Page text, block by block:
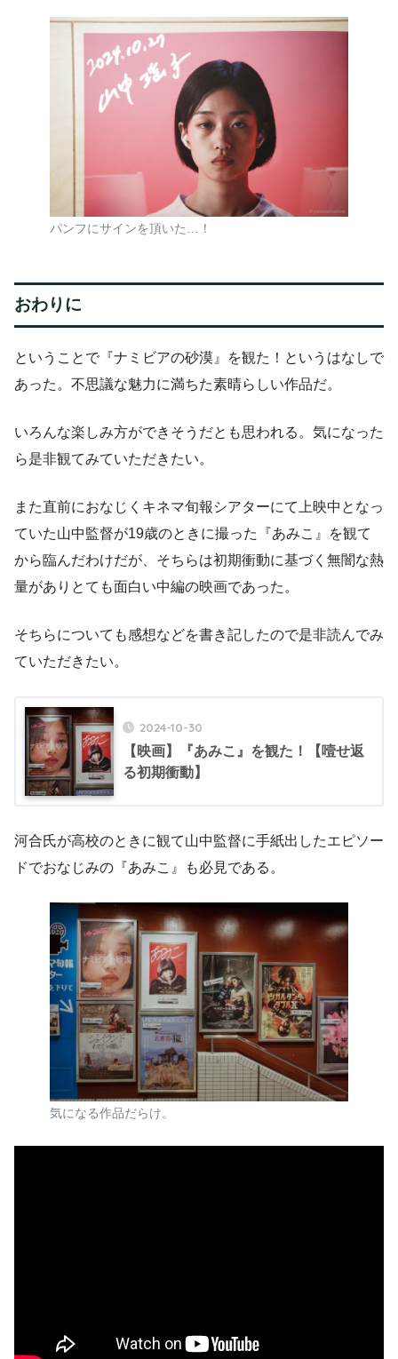
パンフにサインを頂いた…！
おわりに
ということで『ナミビアの砂漠』を観た！というはなしで
あった。不思議な魅力に満ちた素晴らしい作品だ。
いろんな楽しみ方ができそうだとも思われる。気になった
ら是非観てみていただきたい。
また直前におなじくキネマ旬報シアターにて上映中となっ
ていた山中監督が19歳のときに撮った『あみこ』を観て
から臨んだわけだが、そちらは初期衝動に基づく無闇な熱
量がありとても面白い中編の映画であった。
そちらについても感想などを書き記したので是非読んでみ
ていただきたい。
2024-10-30
【映画】『あみこ』を観た！【噎せ返
る初期衝動】
河合氏が高校のときに観て山中監督に手紙出したエピソー
ドでおなじみの『あみこ』も必見である。
気になる作品だらけ。